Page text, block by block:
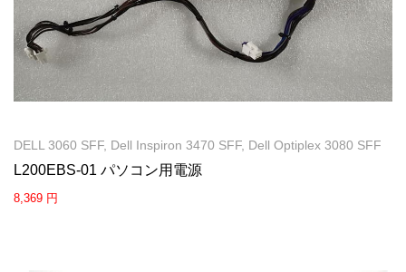
DELL 3060 SFF, Dell Inspiron 3470 SFF, Dell Optiplex 3080 SFF
L200EBS-01 パソコン用電源
8,369 円